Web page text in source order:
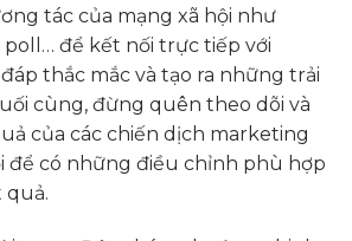
tác của mạng xã hội như
poll… để kết nối trực tiếp với
thắc mắc và tạo ra những trải
cùng, đừng quên theo dõi và
của các chiến dịch marketing
để có những điều chỉnh phù hợp
quả.